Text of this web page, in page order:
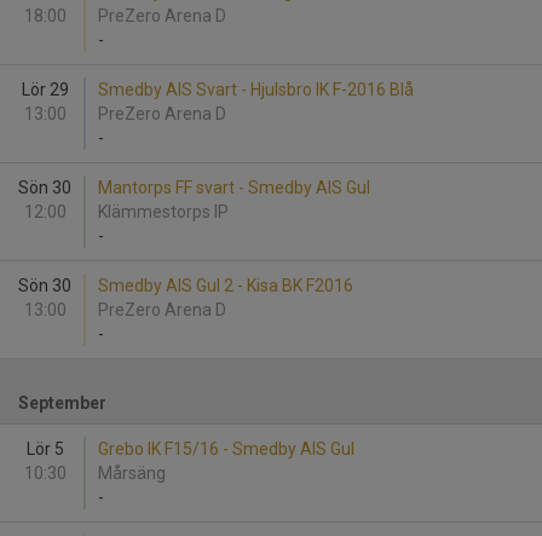
18:00
PreZero Arena D
-
Lör 29
13:00
Smedby AIS Svart - Hjulsbro IK F-2016 Blå
PreZero Arena D
-
Sön 30
12:00
Mantorps FF svart - Smedby AIS Gul
Klämmestorps IP
-
Sön 30
13:00
Smedby AIS Gul 2 - Kisa BK F2016
PreZero Arena D
-
September
Lör 5
10:30
Grebo IK F15/16 - Smedby AIS Gul
Mårsäng
-